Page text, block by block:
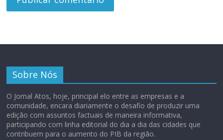
Sobre Nós
O Jornal Atos, hoje, principal elo entre as empresas e a
comunidade, encara diariamente o desafio de produzir uma
edição com assuntos factuais de maneira informativa,
participando com linha editorial do dia a dia das cidades que
contribuem para o aumento do PIB da região.